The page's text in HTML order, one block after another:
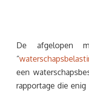
De afgelopen
“
een
rapportage die